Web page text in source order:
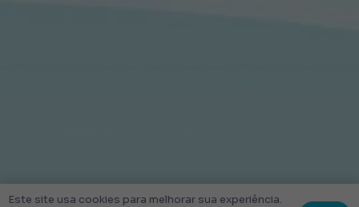
Este site usa cookies para melhorar sua experiência.